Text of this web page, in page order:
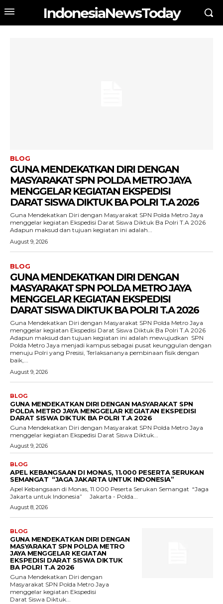
IndonesiaNewsToday
BLOG
GUNA MENDEKATKAN DIRI DENGAN
MASYARAKAT SPN POLDA METRO JAYA
MENGGELAR KEGIATAN EKSPEDISI
DARAT SISWA DIKTUK BA POLRI T.A 2026
Guna Mendekatkan Diri dengan Masyarakat SPN Polda Metro Jaya
menggelar kegiatan Ekspedisi Darat Siswa Diktuk Ba Polri T.A 2026 ‎
‎Adapun maksud dan tujuan kegiatan ini adalah...
August 9, 2026
BLOG
GUNA MENDEKATKAN DIRI DENGAN
MASYARAKAT SPN POLDA METRO JAYA
MENGGELAR KEGIATAN EKSPEDISI
DARAT SISWA DIKTUK BA POLRI T.A 2026
Guna Mendekatkan Diri dengan Masyarakat SPN Polda Metro Jaya
menggelar kegiatan Ekspedisi Darat Siswa Diktuk Ba Polri T.A 2026 ‎
‎Adapun maksud dan tujuan kegiatan ini adalah mewujudkan SPN
Polda Metro Jaya menjadi kampus sebagai pusat keunggulan dengan
menuju Polri yang Presisi, Terlaksananya pembinaan fisik dengan
baik,...
August 9, 2026
BLOG
GUNA MENDEKATKAN DIRI DENGAN MASYARAKAT SPN
POLDA METRO JAYA MENGGELAR KEGIATAN EKSPEDISI
DARAT SISWA DIKTUK BA POLRI T.A 2026
Guna Mendekatkan Diri dengan Masyarakat SPN Polda Metro Jaya
menggelar kegiatan Ekspedisi Darat Siswa Diktuk...
August 9, 2026
BLOG
APEL KEBANGSAAN DI MONAS, 11.000 PESERTA SERUKAN
SEMANGAT “JAGA JAKARTA UNTUK INDONESIA”
Apel Kebangsaan di Monas, 11.000 Peserta Serukan Semangat “Jaga
Jakarta untuk Indonesia” Jakarta - Polda...
August 8, 2026
BLOG
GUNA MENDEKATKAN DIRI DENGAN
MASYARAKAT SPN POLDA METRO
JAYA MENGGELAR KEGIATAN
EKSPEDISI DARAT SISWA DIKTUK
BA POLRI T.A 2026
Guna Mendekatkan Diri dengan
Masyarakat SPN Polda Metro Jaya
menggelar kegiatan Ekspedisi
Darat Siswa Diktuk...